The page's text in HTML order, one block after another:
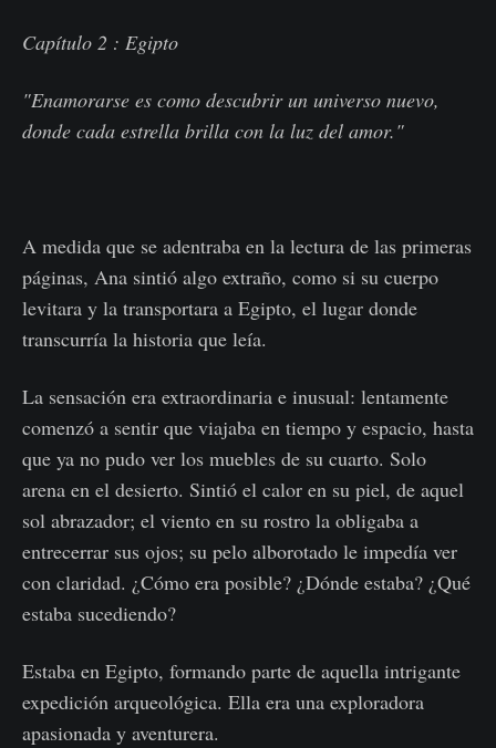
Capítulo 2 : Egipto
"Enamorarse es como descubrir un universo nuevo,
donde cada estrella brilla con la luz del amor."
A medida que se adentraba en la lectura de las primeras
páginas, Ana sintió algo extraño, como si su cuerpo
levitara y la transportara a Egipto, el lugar donde
transcurría la historia que leía.
La sensación era extraordinaria e inusual: lentamente
comenzó a sentir que viajaba en tiempo y espacio, hasta
que ya no pudo ver los muebles de su cuarto. Solo
arena en el desierto. Sintió el calor en su piel, de aquel
sol abrazador; el viento en su rostro la obligaba a
entrecerrar sus ojos; su pelo alborotado le impedía ver
con claridad. ¿Cómo era posible? ¿Dónde estaba? ¿Qué
estaba sucediendo?
Estaba en Egipto, formando parte de aquella intrigante
expedición arqueológica. Ella era una exploradora
apasionada y aventurera.